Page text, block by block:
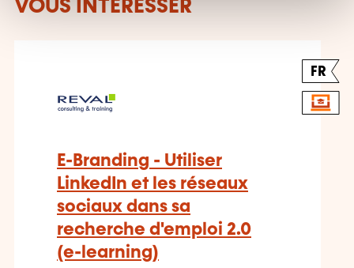
VOUS INTÉRESSER
FR
E-Branding - Utiliser
LinkedIn et les réseaux
sociaux dans sa
recherche d'emploi 2.0
(e-learning)